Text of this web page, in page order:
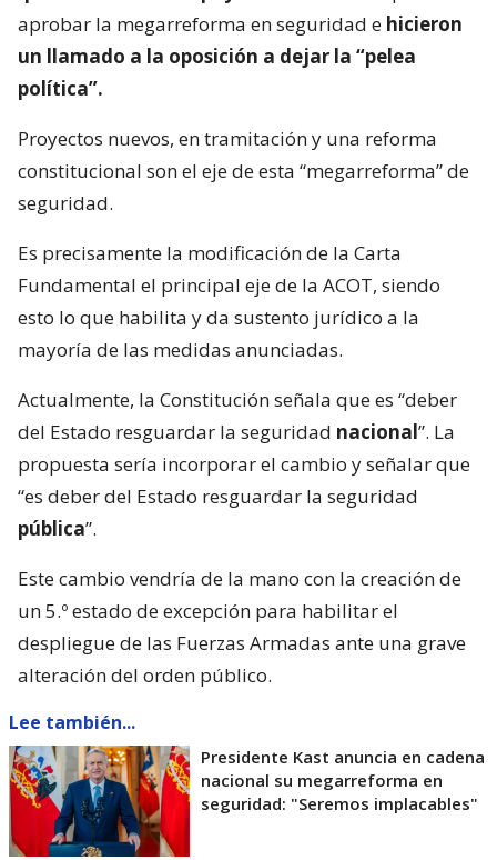
aprobar la megarreforma en seguridad e hicieron
un llamado a la oposición a dejar la “pelea
política”.
Proyectos nuevos, en tramitación y una reforma
constitucional son el eje de esta “megarreforma” de
seguridad.
Es precisamente la modificación de la Carta
Fundamental el principal eje de la ACOT, siendo
esto lo que habilita y da sustento jurídico a la
mayoría de las medidas anunciadas.
Actualmente, la Constitución señala que es “deber
del Estado resguardar la seguridad nacional”. La
propuesta sería incorporar el cambio y señalar que
“es deber del Estado resguardar la seguridad
pública”.
Este cambio vendría de la mano con la creación de
un 5.º estado de excepción para habilitar el
despliegue de las Fuerzas Armadas ante una grave
alteración del orden público.
Lee también...
Presidente Kast anuncia en cadena
nacional su megarreforma en
seguridad: "Seremos implacables"